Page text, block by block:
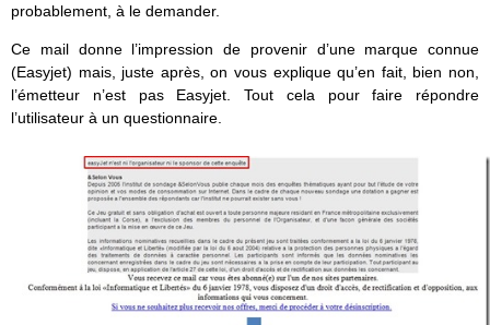
probablement, à le demander.
Ce mail donne l’impression de provenir d’une marque connue
(Easyjet) mais, juste après, on vous explique qu’en fait, bien non,
l’émetteur n’est pas Easyjet. Tout cela pour faire répondre
l’utilisateur à un questionnaire.